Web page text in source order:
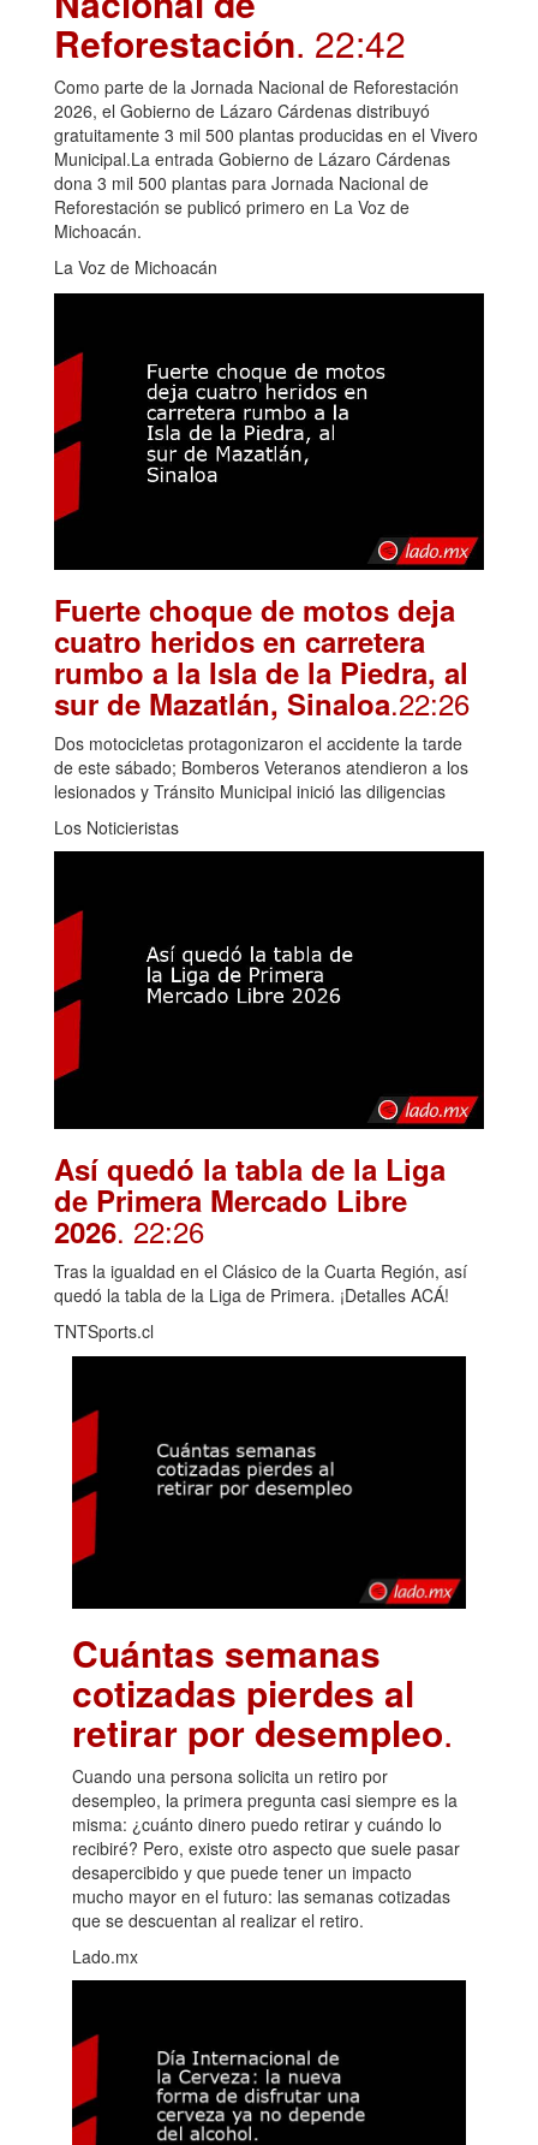
Reforestación. 22:42
Como parte de la Jornada Nacional de Reforestación
2026, el Gobierno de Lázaro Cárdenas distribuyó
gratuitamente 3 mil 500 plantas producidas en el Vivero
Municipal.La entrada Gobierno de Lázaro Cárdenas
dona 3 mil 500 plantas para Jornada Nacional de
Reforestación se publicó primero en La Voz de
Michoacán.
La Voz de Michoacán
Fuerte choque de motos deja
cuatro heridos en carretera
rumbo a la Isla de la Piedra, al
sur de Mazatlán, Sinaloa.22:26
Dos motocicletas protagonizaron el accidente la tarde
de este sábado; Bomberos Veteranos atendieron a los
lesionados y Tránsito Municipal inició las diligencias
Los Noticieristas
Así quedó la tabla de la Liga
de Primera Mercado Libre
2026. 22:26
Tras la igualdad en el Clásico de la Cuarta Región, así
quedó la tabla de la Liga de Primera. ¡Detalles ACÁ!
TNTSports.cl
Cuántas semanas
cotizadas pierdes al
retirar por desempleo.
Cuando una persona solicita un retiro por
desempleo, la primera pregunta casi siempre es la
misma: ¿cuánto dinero puedo retirar y cuándo lo
recibiré? Pero, existe otro aspecto que suele pasar
desapercibido y que puede tener un impacto
mucho mayor en el futuro: las semanas cotizadas
que se descuentan al realizar el retiro.
Lado.mx